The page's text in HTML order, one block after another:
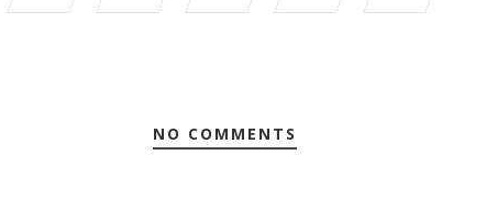
NO COMMENTS